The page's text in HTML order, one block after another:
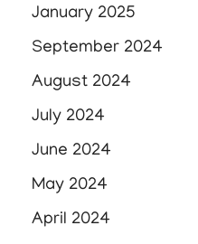
January 2025
September 2024
August 2024
July 2024
June 2024
May 2024
April 2024